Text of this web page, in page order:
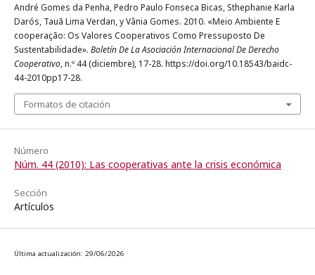
André Gomes da Penha, Pedro Paulo Fonseca Bicas, Sthephanie Karla
Darós, Tauã Lima Verdan, y Vânia Gomes. 2010. «Meio Ambiente E
cooperação: Os Valores Cooperativos Como Pressuposto De
Sustentabilidade». Boletín De La Asociación Internacional De Derecho
Cooperativo, n.º 44 (diciembre), 17-28. https://doi.org/10.18543/baidc-
44-2010pp17-28.
Formatos de citación
Número
Núm. 44 (2010): Las cooperativas ante la crisis económica
Sección
Artículos
Última actualización: 29/06/2026